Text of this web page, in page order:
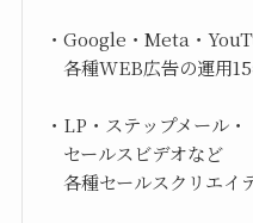
・Google・Meta・
各種WEB広告の運用
・LP・ステップメール・
セールスビデオなど
各種セールスクリエイ